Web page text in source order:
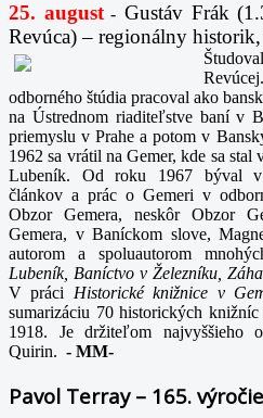
25. august- Gustáv Frák
Revúca) – regionálny
odborného štúdia pracoval ako
na Ústrednom riaditeľstve baní v
priemyslu v Prahe a potom v
1962 sa vrátil na Gemer, kde sa
Lubeník. Od roku 1967 býval
článkov a prác o Gemeri v
Obzor Gemera, neskôr Obzor
Gemera, v Baníckom slove,
autorom a spoluautorom
Lubeník, Baníctvo v Železníku,
V práci Historické knižnice v
sumarizáciu 70 historických
1918. Je držiteľom najvyššieho
Quirin. - MM-
Pavol Terray – 165.